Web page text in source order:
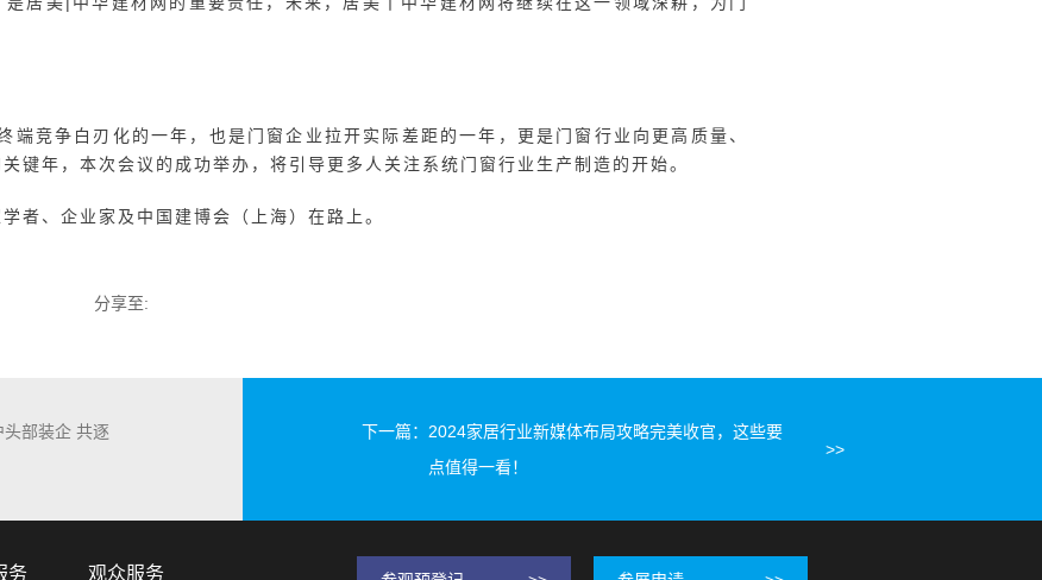
、智能门窗产品技术案例分享”，富轩全屋门窗李董强调了富轩在门窗行业低碳环保方面
成果和尝试，并表示2024年是智能门窗发展元年。易欧思潘总着重分享了易欧思门窗
易欧思品牌一直以来都致力于创新和突破，不断推出引领行业潮流的产品，此次展会更
存在的问题有哪些？应该从哪些方面进行完善和突破？针对这一话题，现场嘉宾各抒己